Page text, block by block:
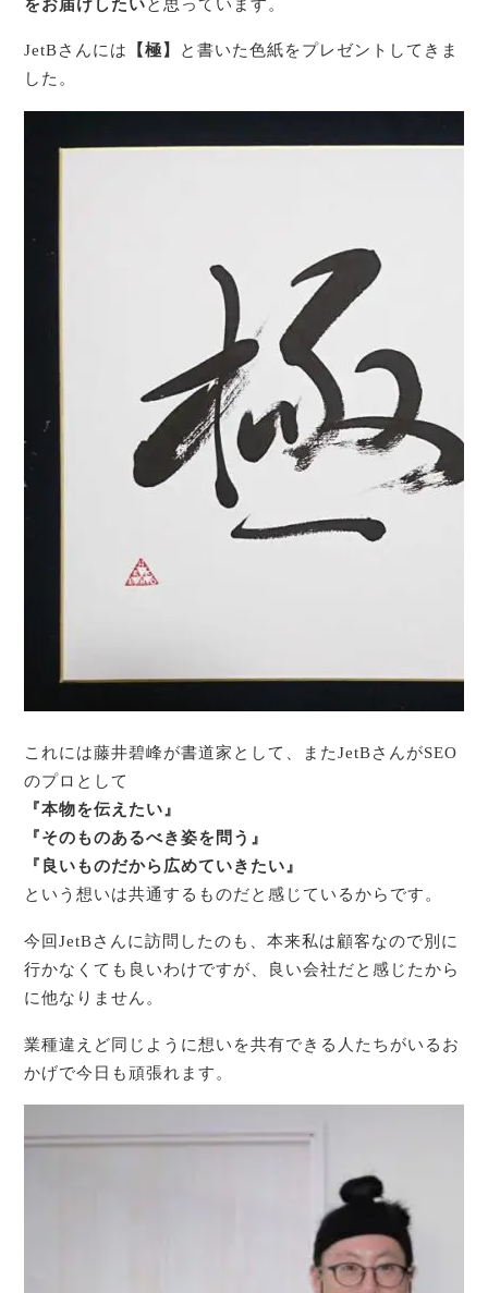
をお届けしたいと思っています。
JetBさんには 【極】
と書いた色紙をプレゼントしてきま
した。
これには藤井碧峰が書道家として、またJetBさんがSEO
のプロとして
『本物を伝えたい』
『そのものあるべき姿を問う』
『良いものだから広めていきたい』
という想いは共通するものだと感じているからです。
今回JetBさんに訪問したのも、本来私は顧客なので別に
行かなくても良いわけですが、良い会社だと感じたから
に他なりません。
業種違えど同じように想いを共有できる人たちがいるお
かげで今日も頑張れます。